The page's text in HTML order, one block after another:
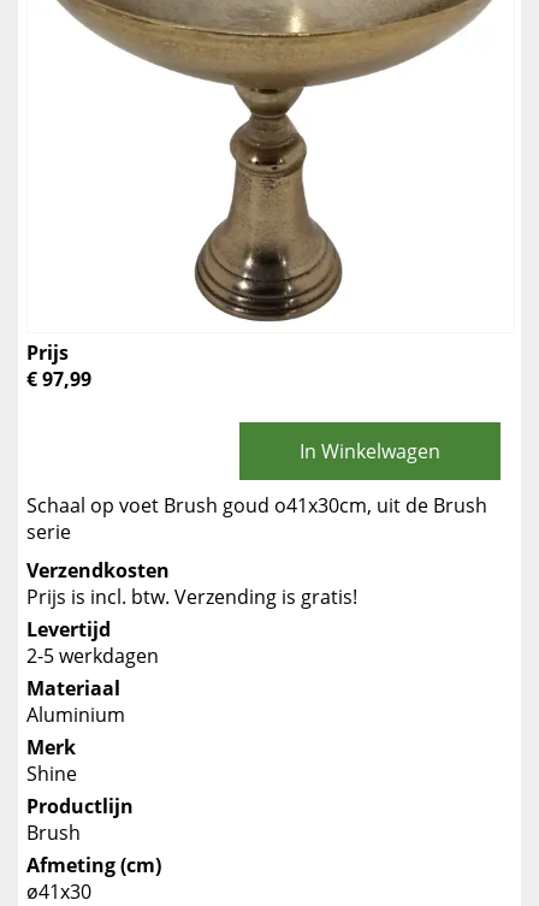
Prijs
€ 97,99
In Winkelwagen
Schaal op voet Brush goud o41x30cm, uit de Brush
serie
Verzendkosten
Prijs is incl. btw. Verzending is gratis!
Levertijd
2-5 werkdagen
Materiaal
Aluminium
Merk
Shine
Productlijn
Brush
Afmeting (cm)
ø41x30